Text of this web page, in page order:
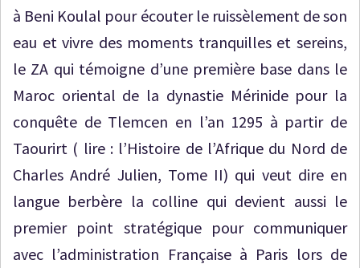
à Beni Koulal pour écouter le ruissèlement de son
eau et vivre des moments tranquilles et sereins,
le ZA qui témoigne d’une première base dans le
Maroc oriental de la dynastie Mérinide pour la
conquête de Tlemcen en l’an 1295 à partir de
Taourirt ( lire : l’Histoire de l’Afrique du Nord de
Charles André Julien, Tome II) qui veut dire en
langue berbère la colline qui devient aussi le
premier point stratégique pour communiquer
avec l’administration Française à Paris lors de